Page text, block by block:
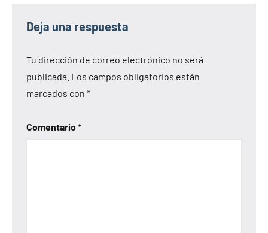
Deja una respuesta
Tu dirección de correo electrónico no será
publicada. Los campos obligatorios están
marcados con *
Comentario*